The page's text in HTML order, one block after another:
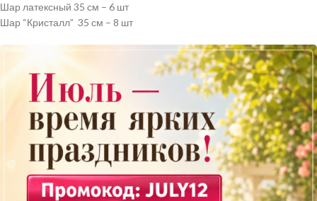
Шар латексный 35 см – 6 шт
Шар “Кристалл” 35 см – 8 шт